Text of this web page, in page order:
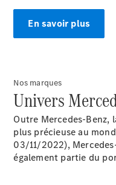
GLC Coupé
GLE
Nouveau
Nouveau
Maybach
GLS
Classe
G
Électrique
Classe G
En savoir plus
Nos marques
Univers
Outre Mercedes-Benz,
plus précieuse au
03/11/2022),
également partie du